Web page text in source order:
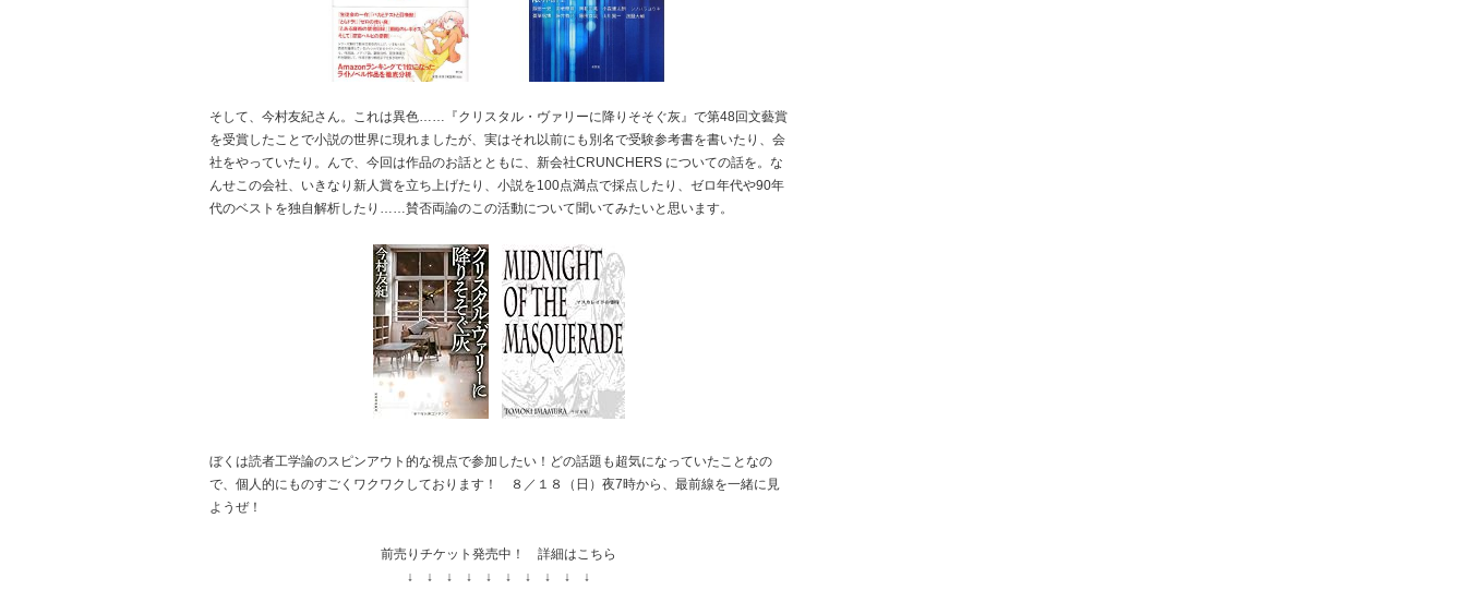
そして、今村友紀さん。これは異色……『クリスタル・ヴァリーに降りそそぐ灰』で第48回文藝賞
を受賞したことで小説の世界に現れましたが、実はそれ以前にも別名で受験参考書を書いたり、会
社をやっていたり。んで、今回は作品のお話とともに、新会社CRUNCHERS についての話を。な
んせこの会社、いきなり新人賞を立ち上げたり、小説を100点満点で採点したり、ゼロ年代や90年
代のベストを独自解析したり……賛否両論のこの活動について聞いてみたいと思います。
ぼくは読者工学論のスピンアウト的な視点で参加したい！どの話題も超気になっていたことなの
で、個人的にものすごくワクワクしております！ ８／１８（日）夜7時から、最前線を一緒に見
ようぜ！
前売りチケット発売中！ 詳細はこちら
↓ ↓ ↓ ↓ ↓ ↓ ↓ ↓ ↓ ↓